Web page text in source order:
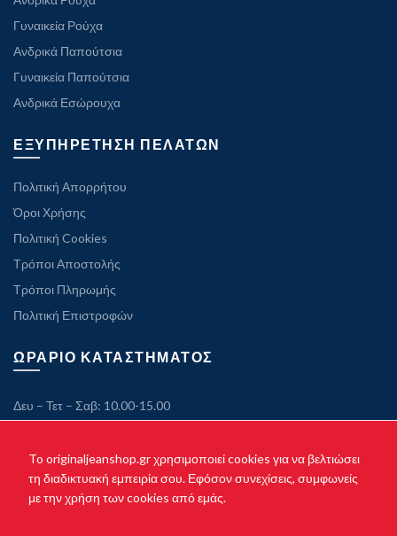
Γυναικεία Ρούχα
Ανδρικά Παπούτσια
Γυναικεία Παπούτσια
Ανδρικά Εσώρουχα
ΕΞΥΠΗΡΕΤΗΣΗ ΠΕΛΑΤΩΝ
Πολιτική Απορρήτου
Όροι Χρήσης
Πολιτική Cookies
Τρόποι Αποστολής
Τρόποι Πληρωμής
Πολιτική Επιστροφών
ΩΡΑΡΙΟ ΚΑΤΑΣΤΗΜΑΤΟΣ
Δευ – Τετ – Σαβ: 10.00-15.00
Κυριακή: Κλειστά
To originaljeanshop.gr χρησιμοποιεί cookies για να βελτιώσει
τη διαδικτυακή εμπειρία σου. Εφόσον συνεχίσεις, συμφωνείς
με την χρήση των cookies από εμάς.